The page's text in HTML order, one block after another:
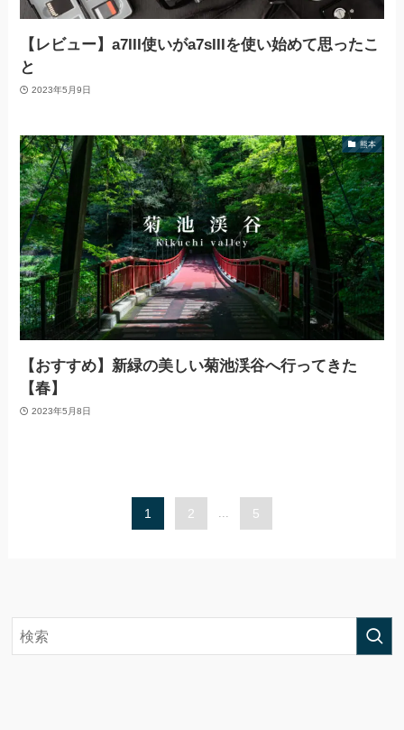
【レビュー】a7III使いがa7sIIIを使い始めて思ったこ
と
2023年5月9日
熊本
【おすすめ】新緑の美しい菊池渓谷へ行ってきた
【春】
2023年5月8日
1 2 ... 5